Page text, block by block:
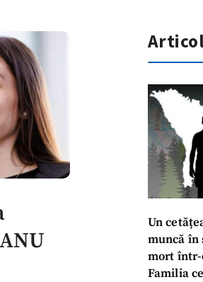
Un
muncă în
mort într-
Familia